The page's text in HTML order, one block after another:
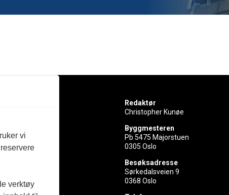
Redaktør
Christopher Kunøe
Byggmesteren
Pb 5475 Majorstuen
0305 Oslo
Besøksadresse
Sørkedalsveien 9
0368 Oslo
vi
verktøy